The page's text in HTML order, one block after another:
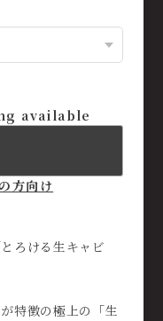
available
方向け
ろける生キャビ
特徴の極上の「生